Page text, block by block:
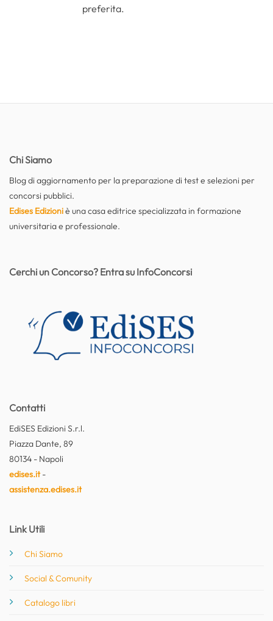
preferita.
Chi Siamo
Blog di aggiornamento per la preparazione di test e selezioni per
concorsi pubblici.
Edises Edizioniè una casa editrice specializzata in formazione
universitaria e professionale.
Contatti
EdiSES Edizioni S.r.l.
Piazza Dante, 89
80134 - Napoli
edises.it-
assistenza.edises.it
Link Utili
Chi Siamo
Social & Comunity
Catalogo libri
Cerchi un Concorso? Entra su InfoConcorsi